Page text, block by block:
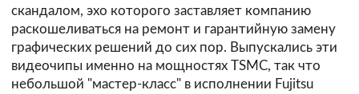
скандалом, эхо которого заставляет компанию
раскошеливаться на ремонт и гарантийную замену
графических решений до сих пор. Выпускались эти
видеочипы именно на мощностях TSMC, так что
небольшой "мастер-класс" в исполнении Fujitsu